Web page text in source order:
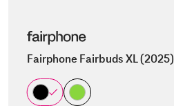
Fairphone Fairbuds XL (2025)